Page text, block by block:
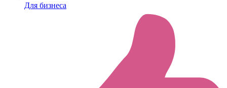
Для бизнеса